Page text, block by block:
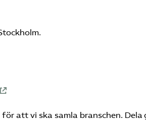
att vi ska samla branschen. Dela